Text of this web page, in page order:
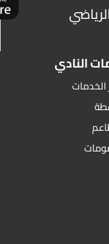
النادي
الخدمات